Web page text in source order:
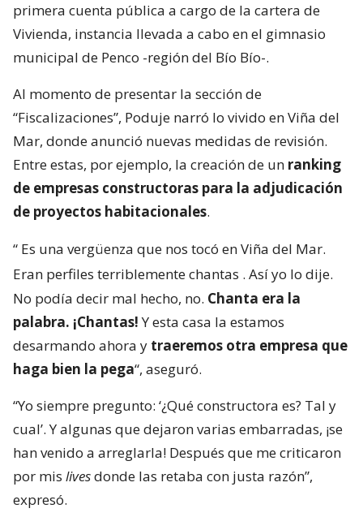
primera cuenta pública a cargo de la cartera de
Vivienda, instancia llevada a cabo en el gimnasio
municipal de Penco -región del Bío Bío-.
Al momento de presentar la sección de
“Fiscalizaciones”, Poduje narró lo vivido en Viña del
Mar, donde anunció nuevas medidas de revisión.
Entre estas, por ejemplo, la creación de un ranking
de empresas constructoras para la adjudicación
de proyectos habitacionales.
“ Es una vergüenza que nos tocó en Viña del Mar.
Eran perfiles terriblemente chantas . Así yo lo dije.
No podía decir mal hecho, no. Chanta era la
palabra. ¡Chantas!Y esta casa la estamos
desarmando ahora y traeremos otra empresa que
haga bien la pega“, aseguró.
“Yo siempre pregunto: ‘¿Qué constructora es? Tal y
cual’. Y algunas que dejaron varias embarradas, ¡se
han venido a arreglarla! Después que me criticaron
por mis livesdonde las retaba con justa razón”,
expresó.